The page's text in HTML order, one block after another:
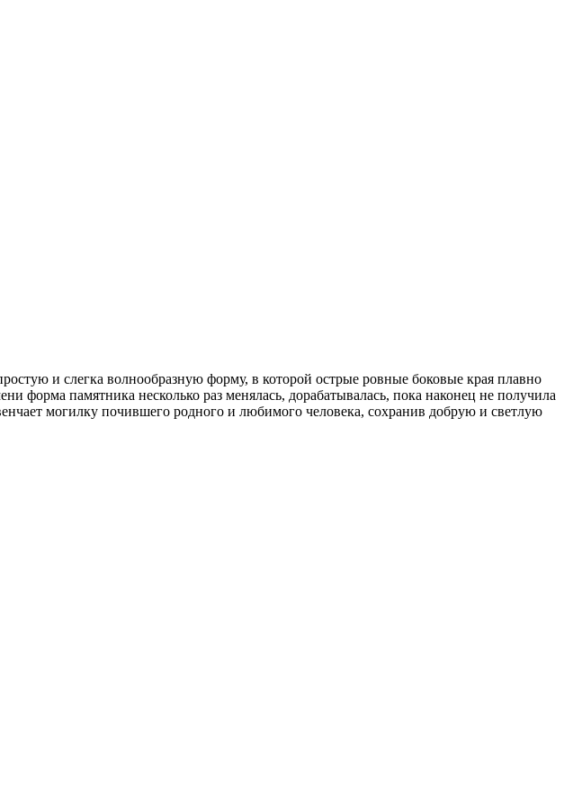
и слегка волнообразную форму, в которой острые ровные боковые края плавно
форма памятника несколько раз менялась, дорабатывалась, пока наконец не получила
могилку почившего родного и любимого человека, сохранив добрую и светлую